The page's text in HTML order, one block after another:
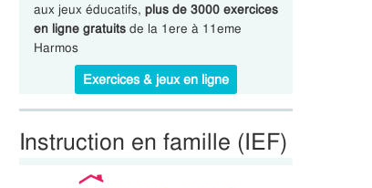
aux jeux éducatifs, plus de 3000 exercices
en ligne gratuitsde la 1ere à 11eme
Harmos
Exercices & jeux en ligne
Instruction en famille (IEF)